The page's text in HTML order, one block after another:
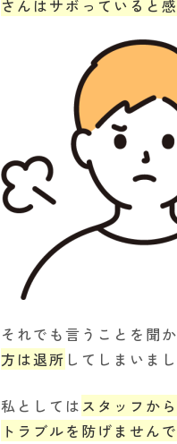
さんはサボっていると
それでも言うことを聞
方は退所 してしまいまし
私としては スタッフか
トラブルを防げません